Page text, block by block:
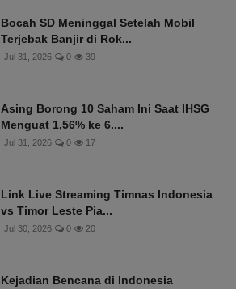
Bocah SD Meninggal Setelah Mobil
Terjebak Banjir di Rok...
Jul 31, 2026 0 39
Asing Borong 10 Saham Ini Saat IHSG
Menguat 1,56% ke 6....
Jul 31, 2026 0 17
Link Live Streaming Timnas Indonesia
vs Timor Leste Pia...
Jul 30, 2026 0 20
Kejadian Bencana di Indonesia